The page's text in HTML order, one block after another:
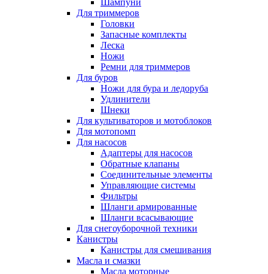
Шампуни
Для триммеров
Головки
Запасные комплекты
Леска
Ножи
Ремни для триммеров
Для буров
Ножи для бура и ледоруба
Удлинители
Шнеки
Для культиваторов и мотоблоков
Для мотопомп
Для насосов
Адаптеры для насосов
Обратные клапаны
Соединительные элементы
Управляющие системы
Фильтры
Шланги армированные
Шланги всасывающие
Для снегоуборочной техники
Канистры
Канистры для смешивания
Масла и смазки
Масла моторные